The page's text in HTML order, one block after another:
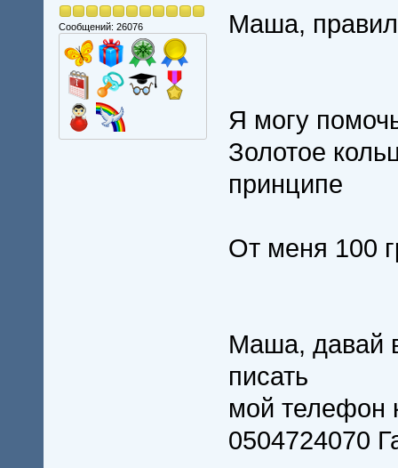
Сообщений: 26076 Маша,
Я могу
Золотое
принципе
От меня 100
Маша, давай
писать
мой телефон
0504724070